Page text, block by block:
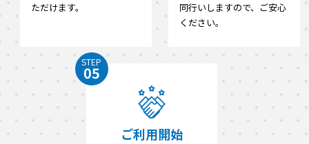
ただけます。
同行いしますので、ご安心
ください。
STEP
05
ご利用開始